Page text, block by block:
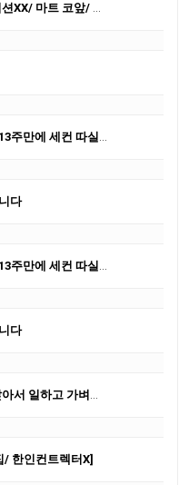
코앞/ 숙소컨디션 최상
만에 세컨 따실분
다
만에 세컨 따실분
다
가벼운 딸기 따세요
한인컨트렉터X]